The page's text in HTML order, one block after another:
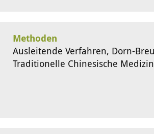
Methoden
Ausleitende Verfahren, Dorn-
Traditionelle Chinesische Medizin